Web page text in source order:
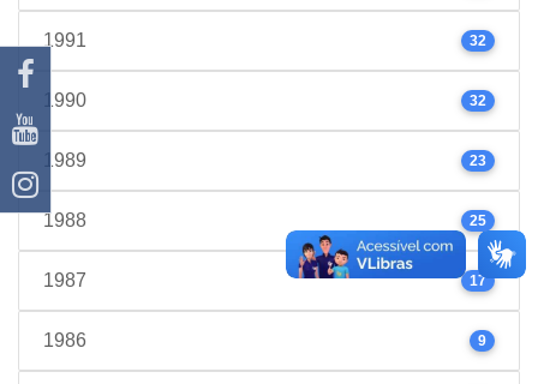
1991 32
1990 32
1989 23
1988 25
1987 17
1986 9